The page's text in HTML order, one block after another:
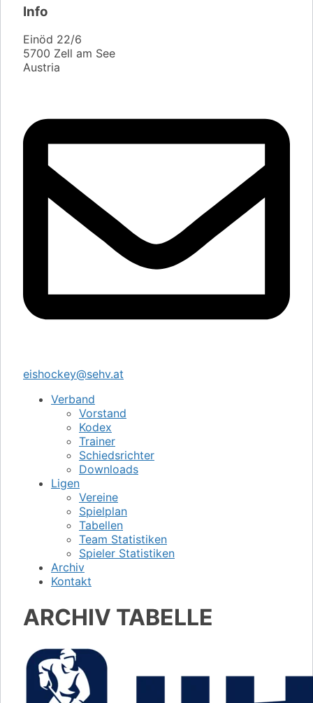
Info
Einöd 22/6
5700 Zell am See
Austria
eishockey@sehv.at
Verband
Vorstand
Kodex
Trainer
Schiedsrichter
Downloads
Ligen
Vereine
Spielplan
Tabellen
Team Statistiken
Spieler Statistiken
Archiv
Kontakt
ARCHIV TABELLE